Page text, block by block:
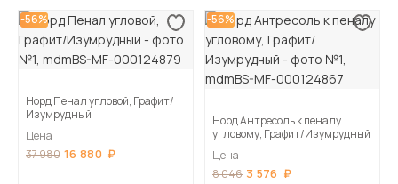
-56%
Норд Пенал угловой, Графит/
Изумрудный
Цена
37 980 16 880
-56%
Норд Антресоль к пеналу
угловому, Графит/Изумрудный
Цена
8 046 3 576